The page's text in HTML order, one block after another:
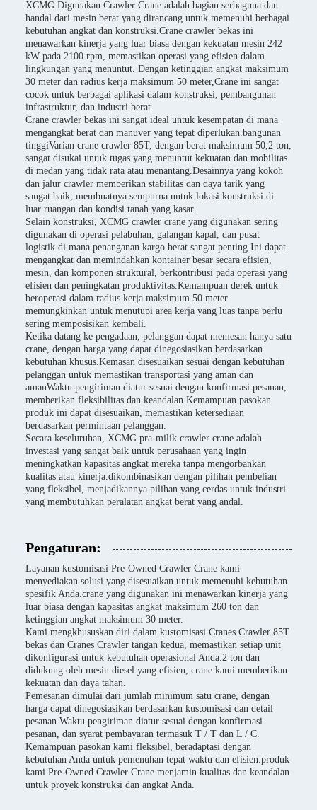
XCMG Digunakan Crawler Crane adalah bagian serbaguna dan
handal dari mesin berat yang dirancang untuk memenuhi berbagai
kebutuhan angkat dan konstruksi.Crane crawler bekas ini
menawarkan kinerja yang luar biasa dengan kekuatan mesin 242
kW pada 2100 rpm, memastikan operasi yang efisien dalam
lingkungan yang menuntut. Dengan ketinggian angkat maksimum
30 meter dan radius kerja maksimum 50 meter,Crane ini sangat
cocok untuk berbagai aplikasi dalam konstruksi, pembangunan
infrastruktur, dan industri berat.
Crane crawler bekas ini sangat ideal untuk kesempatan di mana
mengangkat berat dan manuver yang tepat diperlukan.bangunan
tinggiVarian crane crawler 85T, dengan berat maksimum 50,2 ton,
sangat disukai untuk tugas yang menuntut kekuatan dan mobilitas
di medan yang tidak rata atau menantang.Desainnya yang kokoh
dan jalur crawler memberikan stabilitas dan daya tarik yang
sangat baik, membuatnya sempurna untuk lokasi konstruksi di
luar ruangan dan kondisi tanah yang kasar.
Selain konstruksi, XCMG crawler crane yang digunakan sering
digunakan di operasi pelabuhan, galangan kapal, dan pusat
logistik di mana penanganan kargo berat sangat penting.Ini dapat
mengangkat dan memindahkan kontainer besar secara efisien,
mesin, dan komponen struktural, berkontribusi pada operasi yang
efisien dan peningkatan produktivitas.Kemampuan derek untuk
beroperasi dalam radius kerja maksimum 50 meter
memungkinkan untuk menutupi area kerja yang luas tanpa perlu
sering memposisikan kembali.
Ketika datang ke pengadaan, pelanggan dapat memesan hanya satu
crane, dengan harga yang dapat dinegosiasikan berdasarkan
kebutuhan khusus.Kemasan disesuaikan sesuai dengan kebutuhan
pelanggan untuk memastikan transportasi yang aman dan
amanWaktu pengiriman diatur sesuai dengan konfirmasi pesanan,
memberikan fleksibilitas dan keandalan.Kemampuan pasokan
produk ini dapat disesuaikan, memastikan ketersediaan
berdasarkan permintaan pelanggan.
Secara keseluruhan, XCMG pra-milik crawler crane adalah
investasi yang sangat baik untuk perusahaan yang ingin
meningkatkan kapasitas angkat mereka tanpa mengorbankan
kualitas atau kinerja.dikombinasikan dengan pilihan pembelian
yang fleksibel, menjadikannya pilihan yang cerdas untuk industri
yang membutuhkan peralatan angkat berat yang andal.
Pengaturan:
Layanan kustomisasi Pre-Owned Crawler Crane kami
menyediakan solusi yang disesuaikan untuk memenuhi kebutuhan
spesifik Anda.crane yang digunakan ini menawarkan kinerja yang
luar biasa dengan kapasitas angkat maksimum 260 ton dan
ketinggian angkat maksimum 30 meter.
Kami mengkhususkan diri dalam kustomisasi Cranes Crawler 85T
bekas dan Cranes Crawler tangan kedua, memastikan setiap unit
dikonfigurasi untuk kebutuhan operasional Anda.2 ton dan
didukung oleh mesin diesel yang efisien, crane kami memberikan
kekuatan dan daya tahan.
Pemesanan dimulai dari jumlah minimum satu crane, dengan
harga dapat dinegosiasikan berdasarkan kustomisasi dan detail
pesanan.Waktu pengiriman diatur sesuai dengan konfirmasi
pesanan, dan syarat pembayaran termasuk T / T dan L / C.
Kemampuan pasokan kami fleksibel, beradaptasi dengan
kebutuhan Anda untuk pemenuhan tepat waktu dan efisien.produk
kami Pre-Owned Crawler Crane menjamin kualitas dan keandalan
untuk proyek konstruksi dan angkat Anda.